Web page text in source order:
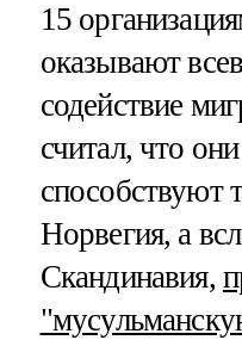
15
оказывают
содействие
считал, что
способствуют
Норвегия, а
Скандинавия,